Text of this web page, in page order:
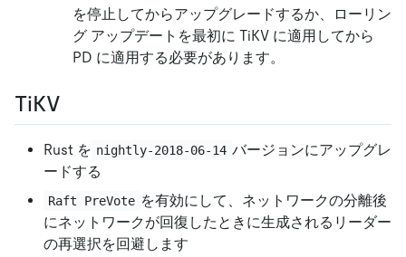
を停止してからアップグレードするか、ローリン
グ アップデートを最初に TiKV に適用してから
PD に適用する必要があります。
TiKV
Rust を nightly-2018-06-14 バージョンにアップグレ
ードする
Raft PreVote を有効にして、ネットワークの分離後
にネットワークが回復したときに生成されるリーダー
の再選択を回避します